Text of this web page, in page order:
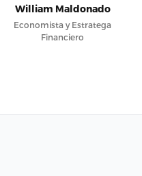
William Maldonado
Economista y Estratega
Financiero